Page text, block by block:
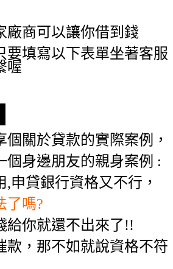
廠商可以讓你借到錢
要填寫以下表單坐著客服
喔
個關於貸款的實際案例，
個身邊朋友的親身案例 :
,申貸銀行資格又不行，
了嗎?
給你就還不出來了!!
款，那不如就說資格不符